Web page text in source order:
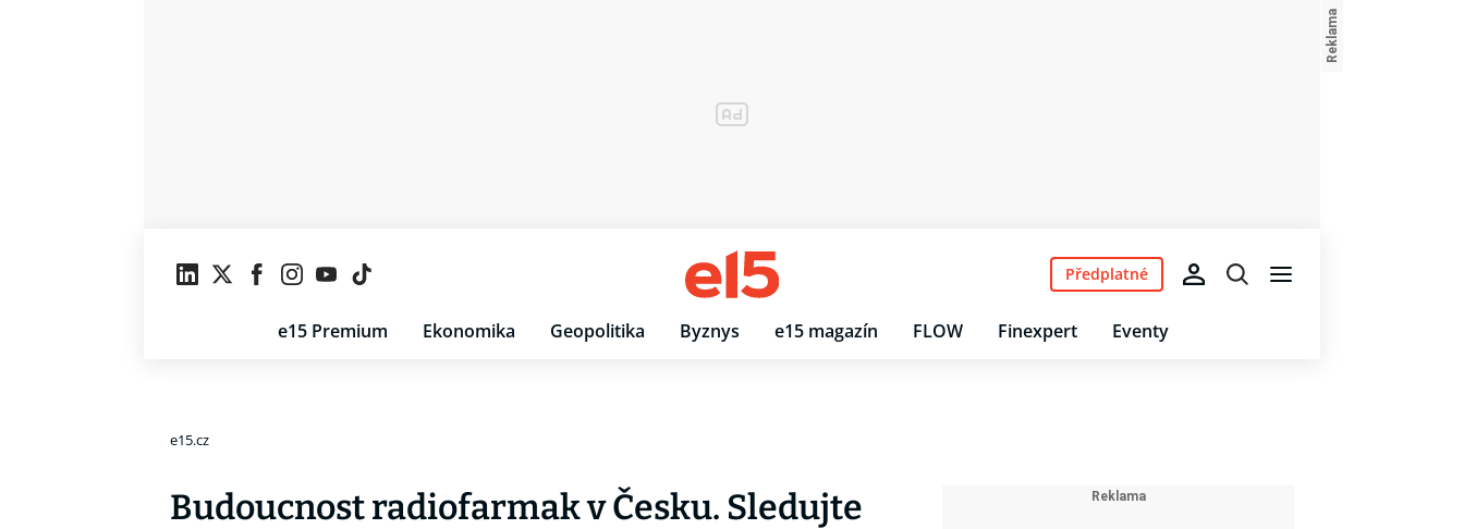
e15 Premium Ekonomika Geopolitika Byznys e15 magazín FLOW Finexpert Eventy
Předplatné
e15.cz
Budoucnost radiofarmak v Česku. Sledujte